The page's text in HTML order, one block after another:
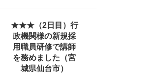
★★★（2日目）行
政機関様の新規採
用職員研修で講師
を務めました（宮
城県仙台市）